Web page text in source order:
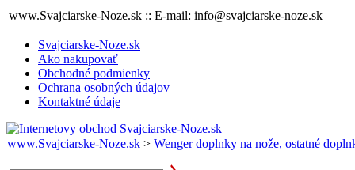
www.Svajciarske-Noze.sk :: E-mail: info@svajciarske-noze.sk
Svajciarske-Noze.sk
Ako nakupovať
Obchodné podmienky
Ochrana osobných údajov
Kontaktné údaje
www.Svajciarske-Noze.sk > Wenger doplnky na nože, ostatné